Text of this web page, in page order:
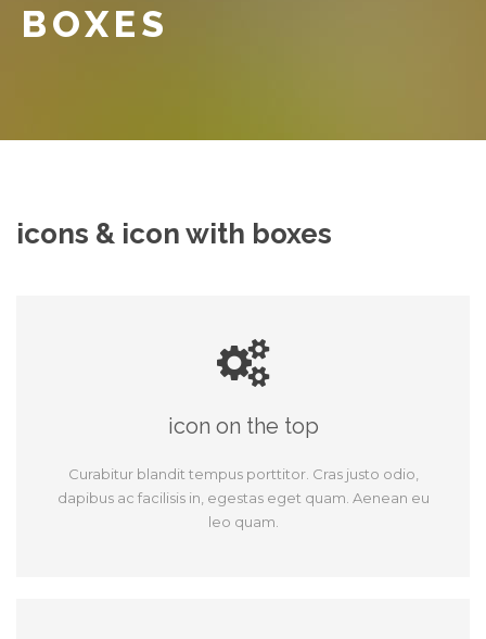
BOXES
icons & icon with boxes
icon on the top
Curabitur blandit tempus porttitor. Cras justo odio,
dapibus ac facilisis in, egestas eget quam. Aenean eu
leo quam.